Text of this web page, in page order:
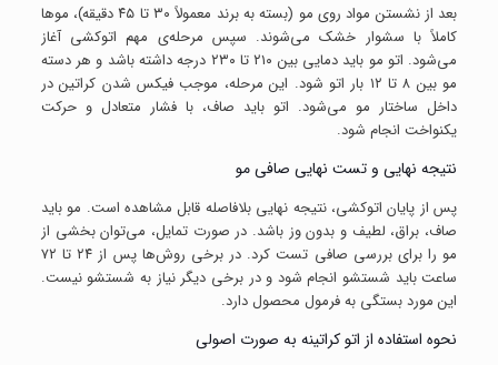
بعد از نشستن مواد روی مو (بسته به برند معمولاً ۳۰ تا ۴۵ دقیقه)، موها
کاملاً با سشوار خشک می‌شوند. سپس مرحله‌ی مهم اتوکشی آغاز
می‌شود. اتو مو باید دمایی بین ۲۱۰ تا ۲۳۰ درجه داشته باشد و هر دسته
مو بین ۸ تا ۱۲ بار اتو شود. این مرحله، موجب فیکس شدن کراتین در
داخل ساختار مو می‌شود. اتو باید صاف، با فشار متعادل و حرکت
یکنواخت انجام شود.
نتیجه نهایی و تست نهایی صافی مو
پس از پایان اتوکشی، نتیجه نهایی بلافاصله قابل مشاهده است. مو باید
صاف، براق، لطیف و بدون وز باشد. در صورت تمایل، می‌توان بخشی از
مو را برای بررسی صافی تست کرد. در برخی روش‌ها پس از ۲۴ تا ۷۲
ساعت باید شستشو انجام شود و در برخی دیگر نیاز به شستشو نیست.
این مورد بستگی به فرمول محصول دارد.
نحوه استفاده از اتو کراتینه به صورت اصولی